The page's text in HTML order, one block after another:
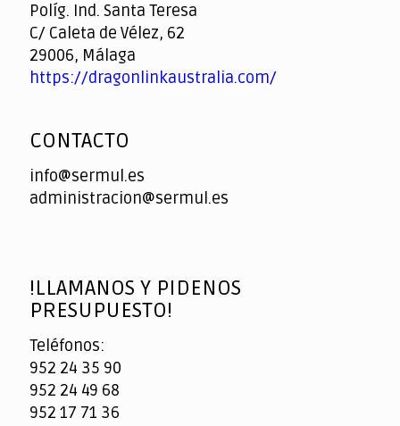
Políg. Ind. Santa Teresa
C/ Caleta de Vélez, 62
29006, Málaga
https://dragonlinkaustralia.com/
CONTACTO
info@sermul.es
administracion@sermul.es
!LLAMANOS Y PIDENOS
PRESUPUESTO!
Teléfonos:
952 24 35 90
952 24 49 68
952 17 71 36